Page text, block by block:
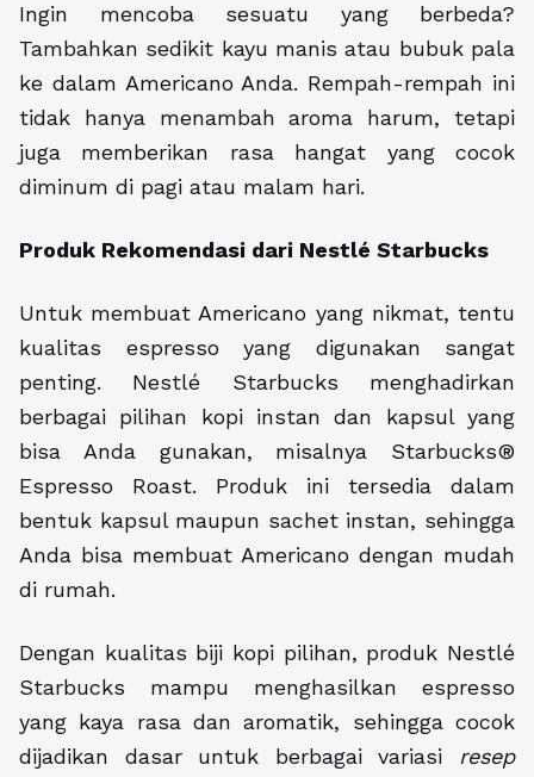
Ingin mencoba sesuatu yang berbeda?
Tambahkan sedikit kayu manis atau bubuk pala
ke dalam Americano Anda. Rempah-rempah ini
tidak hanya menambah aroma harum, tetapi
juga memberikan rasa hangat yang cocok
diminum di pagi atau malam hari.
Produk Rekomendasi dari Nestlé Starbucks
Untuk membuat Americano yang nikmat, tentu
kualitas espresso yang digunakan sangat
penting. Nestlé Starbucks menghadirkan
berbagai pilihan kopi instan dan kapsul yang
bisa Anda gunakan, misalnya Starbucks®
Espresso Roast. Produk ini tersedia dalam
bentuk kapsul maupun sachet instan, sehingga
Anda bisa membuat Americano dengan mudah
di rumah.
Dengan kualitas biji kopi pilihan, produk Nestlé
Starbucks mampu menghasilkan espresso
yang kaya rasa dan aromatik, sehingga cocok
dijadikan dasar untuk berbagai variasi resep